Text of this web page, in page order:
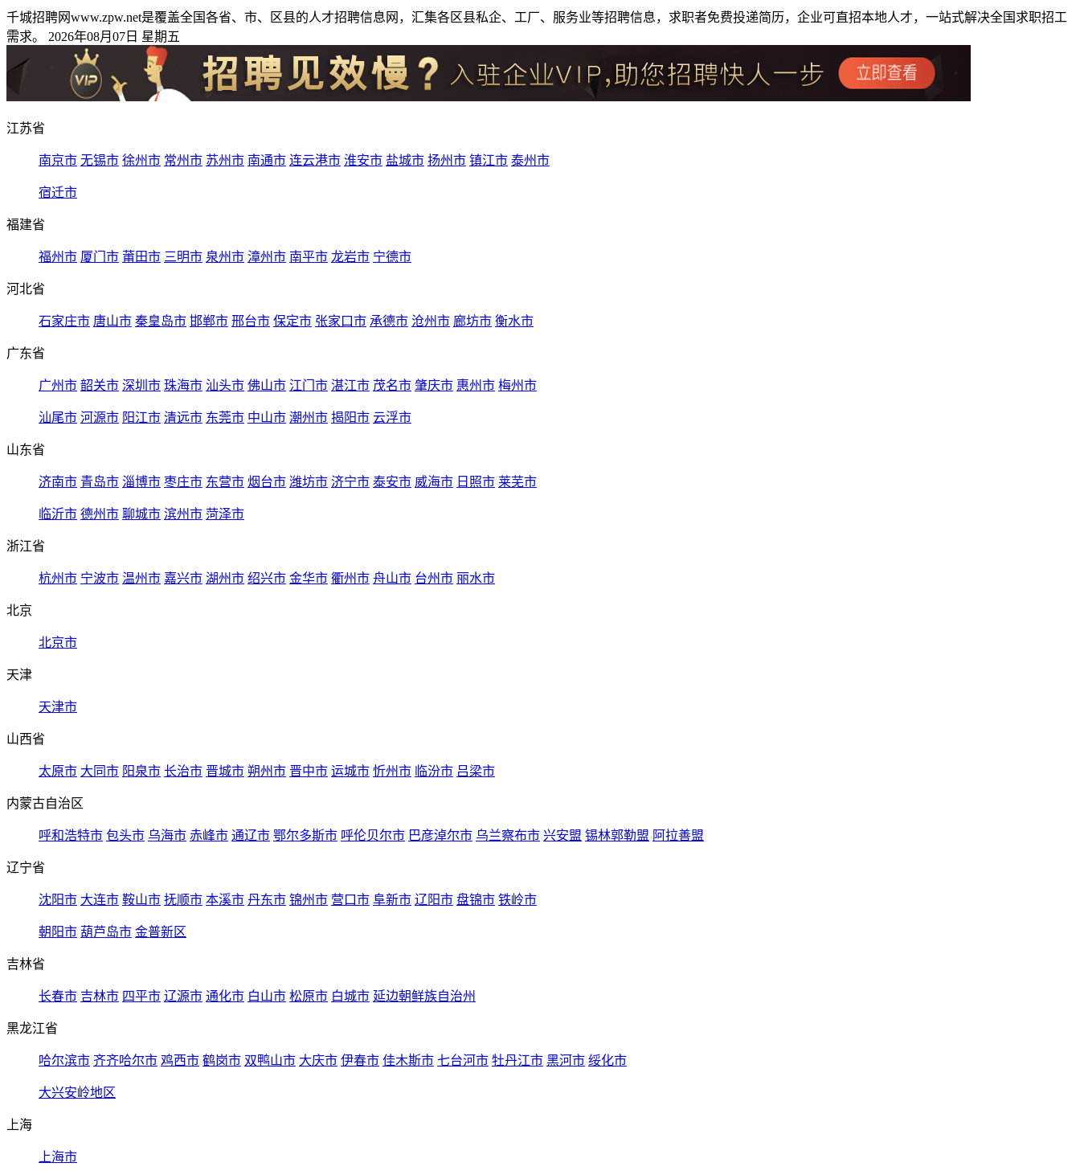
千城招聘网www.zpw.net是覆盖全国各省、市、区县的人才招聘信息网，汇集各区县私企、工厂、服务业等招聘信息，求职者免费投递简历，企业可直招本地人才，一站式解决全国求职招工
需求。 2026年08月07日 星期五
江苏省
南京市 无锡市 徐州市 常州市 苏州市 南通市 连云港市 淮安市 盐城市 扬州市 镇江市 泰州市
宿迁市
福建省
福州市 厦门市 莆田市 三明市 泉州市 漳州市 南平市 龙岩市 宁德市
河北省
石家庄市 唐山市 秦皇岛市 邯郸市 邢台市 保定市 张家口市 承德市 沧州市 廊坊市 衡水市
广东省
广州市 韶关市 深圳市 珠海市 汕头市 佛山市 江门市 湛江市 茂名市 肇庆市 惠州市 梅州市
汕尾市 河源市 阳江市 清远市 东莞市 中山市 潮州市 揭阳市 云浮市
山东省
济南市 青岛市 淄博市 枣庄市 东营市 烟台市 潍坊市 济宁市 泰安市 威海市 日照市 莱芜市
临沂市 德州市 聊城市 滨州市 菏泽市
浙江省
杭州市 宁波市 温州市 嘉兴市 湖州市 绍兴市 金华市 衢州市 舟山市 台州市 丽水市
北京
北京市
天津
天津市
山西省
太原市 大同市 阳泉市 长治市 晋城市 朔州市 晋中市 运城市 忻州市 临汾市 吕梁市
内蒙古自治区
呼和浩特市 包头市 乌海市 赤峰市 通辽市 鄂尔多斯市 呼伦贝尔市 巴彦淖尔市 乌兰察布市 兴安盟 锡林郭勒盟 阿拉善盟
辽宁省
沈阳市 大连市 鞍山市 抚顺市 本溪市 丹东市 锦州市 营口市 阜新市 辽阳市 盘锦市 铁岭市
朝阳市 葫芦岛市 金普新区
吉林省
长春市 吉林市 四平市 辽源市 通化市 白山市 松原市 白城市 延边朝鲜族自治州
黑龙江省
哈尔滨市 齐齐哈尔市 鸡西市 鹤岗市 双鸭山市 大庆市 伊春市 佳木斯市 七台河市 牡丹江市 黑河市 绥化市
大兴安岭地区
上海
上海市